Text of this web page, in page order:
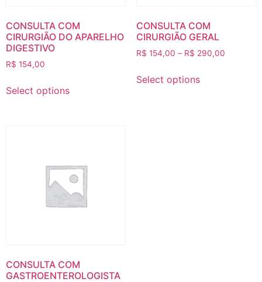
CONSULTA COM
CIRURGIÃO DO APARELHO
DIGESTIVO
R$ 154,00
Select options
CONSULTA COM
CIRURGIÃO GERAL
R$ 154,00 – R$ 290,00
Select options
CONSULTA COM
GASTROENTEROLOGISTA